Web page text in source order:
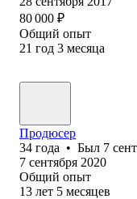
80 000 ₽
Общий опыт
21 год 3 месяца
Продюсер
34 года • Был 7
7 сентября 2020
Общий опыт
13 лет 5 месяцев